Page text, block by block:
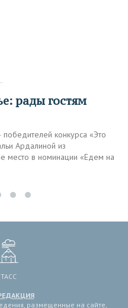
конкурса «Это
Ардалиной из
место в номинации «Едем на
размещенные на сайте,